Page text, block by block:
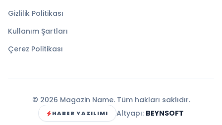
Gizlilik Politikası
Kullanım Şartları
Çerez Politikası
© 2026 Magazin Name. Tüm hakları saklıdır.
HABER YAZILIMI Altyapı: BEYNSOFT